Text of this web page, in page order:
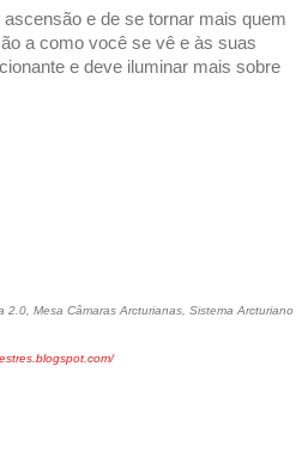
e de se tornar mais quem
a como você se vê e às suas
e deve iluminar mais sobre
Mesa Câmaras Arcturianas, Sistema Arcturiano